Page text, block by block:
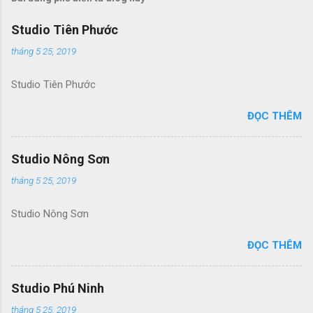
Studio Tiên Phước
tháng 5 25, 2019
Studio Tiên Phước
ĐỌC THÊM
Studio Nông Sơn
tháng 5 25, 2019
Studio Nông Sơn
ĐỌC THÊM
Studio Phú Ninh
tháng 5 25, 2019